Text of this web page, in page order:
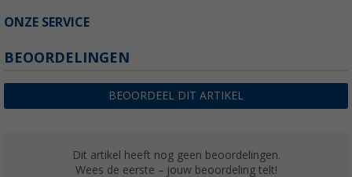
ONZE SERVICE
BEOORDELINGEN
BEOORDEEL DIT ARTIKEL
Dit artikel heeft nog geen beoordelingen.
Wees de eerste – jouw beoordeling telt!